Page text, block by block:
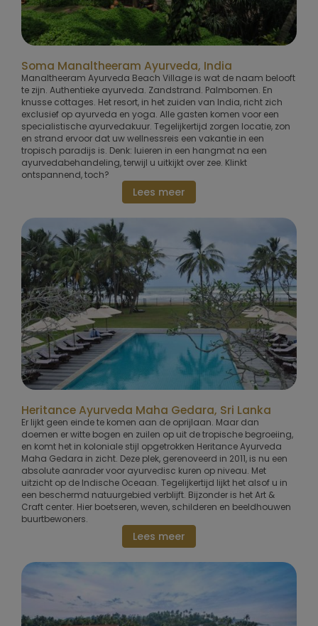
Soma Manaltheeram Ayurveda, India
Manaltheeram Ayurveda Beach Village is wat de naam belooft
te zijn. Authentieke ayurveda. Zandstrand. Palmbomen. En
knusse cottages. Het resort, in het zuiden van India, richt zich
exclusief op ayurveda en yoga. Alle gasten komen voor een
specialistische ayurvedakuur. Tegelijkertijd zorgen locatie, zon
en strand ervoor dat uw wellnessreis een vakantie in een
tropisch paradijs is. Denk: luieren in een hangmat na een
ayurvedabehandeling, terwijl u uitkijkt over zee. Klinkt
ontspannend, toch?
Lees meer
Heritance Ayurveda Maha Gedara, Sri Lanka
Er lijkt geen einde te komen aan de oprijlaan. Maar dan
doemen er witte bogen en zuilen op uit de tropische begroeiing,
en komt het in koloniale stijl opgetrokken Heritance Ayurveda
Maha Gedara in zicht. Deze plek, gerenoveerd in 2011, is nu een
absolute aanrader voor ayurvedisc kuren op niveau. Met
uitzicht op de Indische Oceaan. Tegelijkertijd lijkt het alsof u in
een beschermd natuurgebied verblijft. Bijzonder is het Art &
Craft center. Hier boetseren, weven, schilderen en beeldhouwen
buurtbewoners.
Lees meer